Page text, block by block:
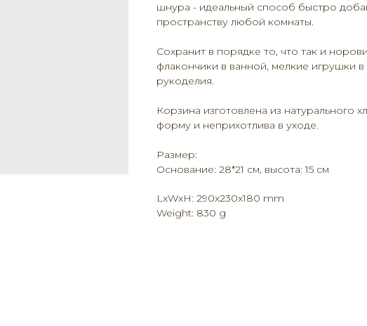
шнура - идеальный способ быстро
пространству любой комнаты.
Сохранит в порядке то, что так и
флакончики в ванной, мелкие игрушки
рукоделия.
Корзина изготовлена из
форму и неприхотлива в уходе.
Размер:
Основание: 28*21 см, высота: 15 см
LxWxH: 290x230x180 mm
Weight: 830 g